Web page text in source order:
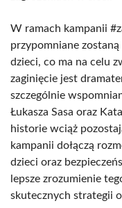
W ramach kampanii
przypomniane
dzieci, co ma na celu
zaginięcie jest
szczególnie
Łukasza Sasa oraz
historie wciąż
kampanii dołączą
dzieci oraz
lepsze zrozumienie
skutecznych strategii